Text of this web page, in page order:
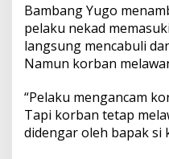
D
a
s
a
r
i
B
a
l
Bambang Yugo
pelaku nekad
langsung mencabuli
Namun korban
“Pelaku mengancam
Tapi korban tetap
didengar oleh bapak si